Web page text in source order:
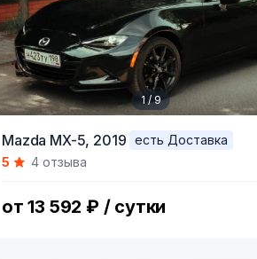
of
1 / 9
Mazda MX-5, 2019
есть Доставка
5
4 отзыва
от 13 592 ₽ / сутки